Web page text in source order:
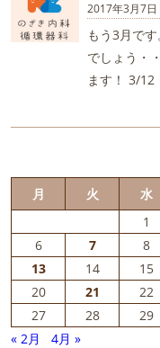
2017年3月7日
もう3月で
でしょう・
ます！ 3/12
月
火 水
1
6
7 8
13
14 15
20
21 22
27
28 29
« 2月
4月 »